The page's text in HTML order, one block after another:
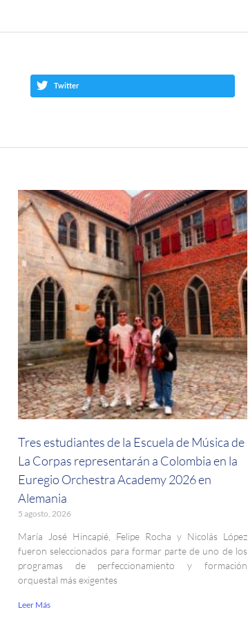
Twitter
Tres estudiantes de la Escuela de Música de
La Corpas representarán a Colombia en la
Euregio Orchestra Academy 2026 en
Alemania
5 agosto, 2026
María José Hincapié, Felipe Rocha y Nicolás López
fueron seleccionados para formar parte de uno de los
programas de perfeccionamiento y formación
orquestal más exigentes
Leer Más